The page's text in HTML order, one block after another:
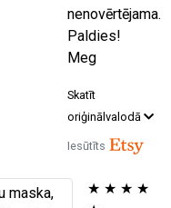
nenovērtējama.
Paldies!
Meg
Skatīt
oriģinālvalodā
Iesūtīts
★ ★ ★ ★